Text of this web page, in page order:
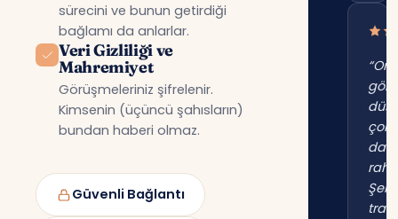
sürecini ve bunun getirdiği
bağlamı da anlarlar.
Veri Gizliliği ve
Mahremiyet
Görüşmeleriniz şifrelenir.
Kimsenin (üçüncü şahısların)
bundan haberi olmaz.
Güvenli Bağlantı
çok